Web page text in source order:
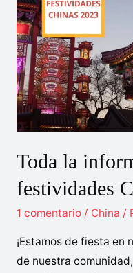
para
enviar
mercancía
de
España
a
China?
Toda la
festividades
1 comentario / China /
¡Estamos de fiesta en
de nuestra